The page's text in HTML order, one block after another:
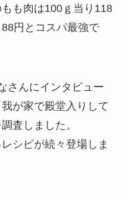
も肉は100ｇ当り118
円とコスパ最強で
さんにインタビュー
が家で殿堂入りして
査しました。
シピが続々登場しま